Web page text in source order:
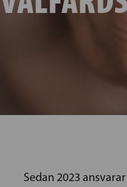
Sedan 2023